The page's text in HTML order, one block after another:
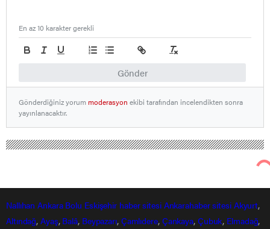
Gönder
En az 10 karakter gerekli
Gönderdiğiniz yorummoderasyon ekibi tarafından incelendikten sonra
yayınlanacaktır.
Nallıhan Ankara Bolu Eskişehir haber sitesi Ankarahabersitesi Akyurt,
Altındağ,Ayaş, Balâ, Beypazarı, Çamlıdere, Çankaya, Çubuk, Elmadağ,